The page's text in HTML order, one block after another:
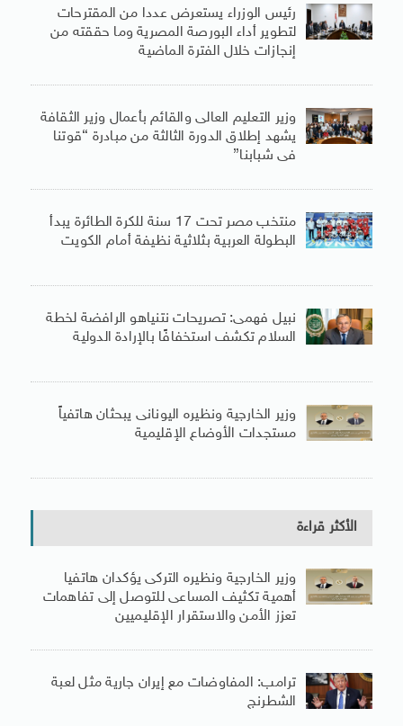
رئيس الوزراء يستعرض عددا من المقترحات
لتطوير أداء البورصة المصرية وما حققته من
إنجازات خلال الفترة الماضية
وزير التعليم العالى والقائم بأعمال وزير الثقافة
يشهد إطلاق الدورة الثالثة من مبادرة “قوتنا
فى شبابنا”
منتخب مصر تحت 17 سنة للكرة الطائرة يبدأ
البطولة العربية بثلاثية نظيفة أمام الكويت
نبيل فهمى: تصريحات نتنياهو الرافضة لخطة
السلام تكشف استخفافًا بالإرادة الدولية
وزير الخارجية ونظيره اليونانى يبحثان هاتفياً
مستجدات الأوضاع الإقليمية
الأكثر قراءة
وزير الخارجية ونظيره التركى يؤكدان هاتفيا
أهمية تكثيف المساعى للتوصل إلى تفاهمات
تعزز الأمن والاستقرار الإقليميين
ترامب: المفاوضات مع إيران جارية مثل لعبة
الشطرنج